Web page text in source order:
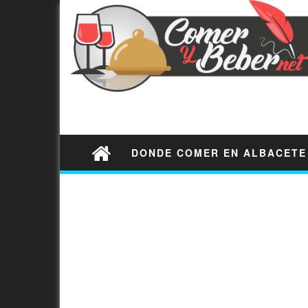
DONDE COMER EN ALBACETE